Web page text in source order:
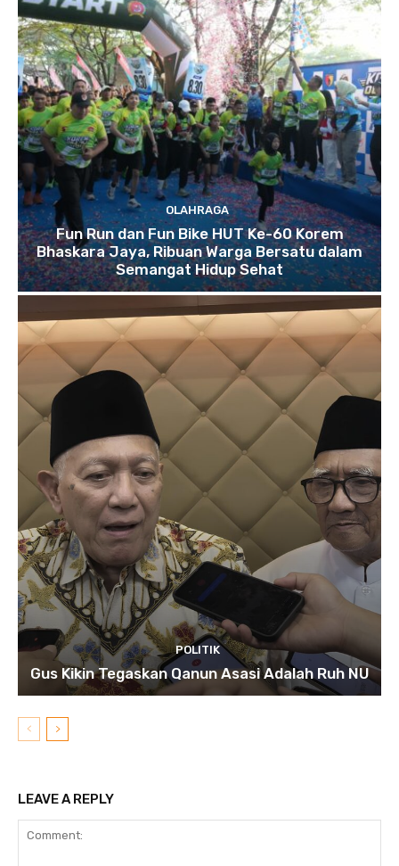
OLAHRAGA
Fun Run dan Fun Bike HUT Ke-60 Korem
Bhaskara Jaya, Ribuan Warga Bersatu dalam
Semangat Hidup Sehat
POLITIK
Gus Kikin Tegaskan Qanun Asasi Adalah Ruh NU
LEAVE A REPLY